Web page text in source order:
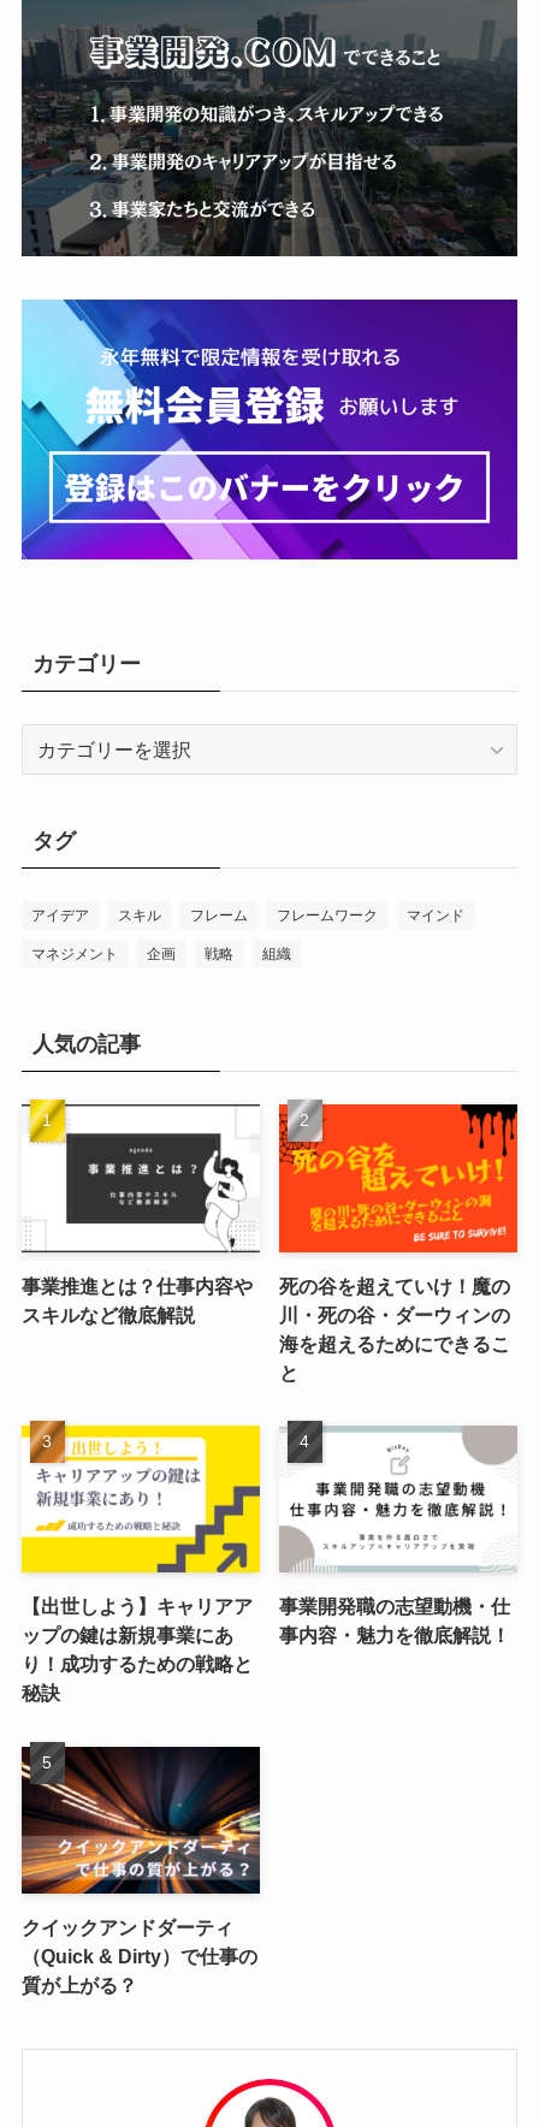
カテゴリー
ー
タグ
アイデア スキル フレーム フレームワーク マインド
マネジメント 企画 戦略 組織
人気の記事
事業推進とは？仕事内容や
スキルなど徹底解説
死の谷を超えていけ！魔の
川・死の谷・ダーウィンの
海を超えるためにできるこ
と
【出世しよう】キャリアア
ップの鍵は新規事業にあ
り！成功するための戦略と
秘訣
事業開発職の志望動機・仕
事内容・魅力を徹底解説！
クイックアンドダーティ
（Quick & Dirty）で仕事の
質が上がる？